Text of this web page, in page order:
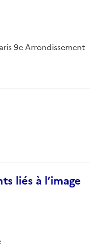
9e Arrondissement
liés à l’image